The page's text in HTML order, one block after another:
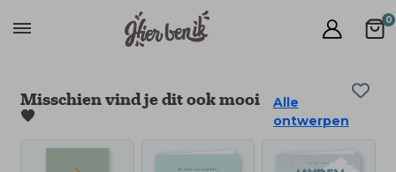
0
Misschien vind je dit ook mooi
🧡
Alle
ontwerpen